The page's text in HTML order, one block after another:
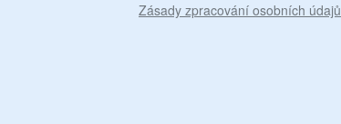
Zásady zpracování osobních údajů